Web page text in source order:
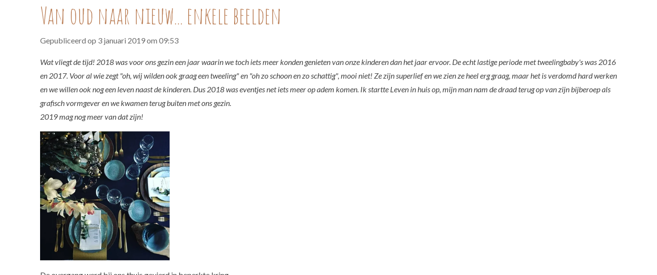
Van oud naar nieuw... enkele beelden
Gepubliceerd op 3 januari 2019 om 09:53
Wat vliegt de tijd! 2018 was voor ons gezin een jaar waarin we toch iets meer konden genieten van onze kinderen dan het jaar ervoor. De echt lastige periode met tweelingbaby's was 2016
en 2017. Voor al wie zegt "oh, wij wilden ook graag een tweeling" en "oh zo schoon en zo schattig", mooi niet! Ze zijn superlief en we zien ze heel erg graag, maar het is verdomd hard werken
en we willen ook nog een leven naast de kinderen. Dus 2018 was eventjes net iets meer op adem komen. Ik startte Leven in huis op, mijn man nam de draad terug op van zijn bijberoep als
grafisch vormgever en we kwamen terug buiten met ons gezin.
2019 mag nog meer van dat zijn!